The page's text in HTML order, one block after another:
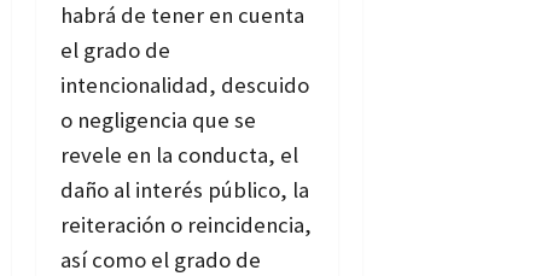
habrá de tener en cuenta
el grado de
intencionalidad, descuido
o negligencia que se
revele en la conducta, el
daño al interés público, la
reiteración o reincidencia,
así como el grado de